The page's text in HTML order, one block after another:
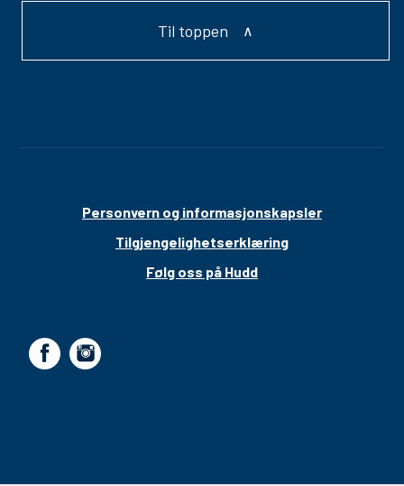
Til toppen
Personvern og informasjonskapsler
Tilgjengelighetserklæring
Følg oss på Hudd